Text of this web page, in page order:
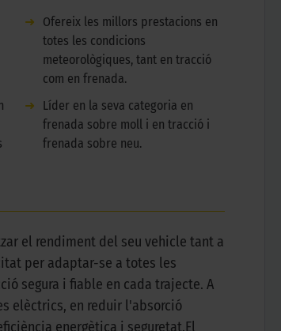
➜
Ofereix les millors prestacions en
totes les condicions
meteorològiques, tant en tracció
com en frenada.
➜
Líder en la seva categoria en
frenada sobre moll i en tracció i
frenada sobre neu.
el rendiment del seu vehicle tant a
per adaptar-se a totes les
segura i fiable en cada trajecte. A
elèctrics, en reduir l'absorció
energètica i seguretat.El